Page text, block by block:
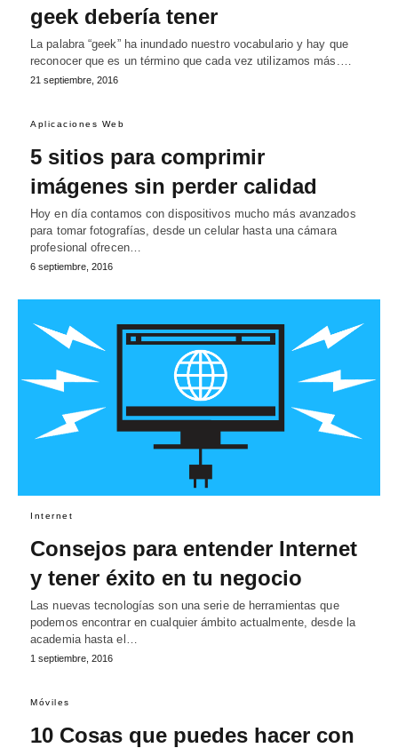
geek debería tener
La palabra “geek” ha inundado nuestro vocabulario y hay que
reconocer que es un término que cada vez utilizamos más.…
21 septiembre, 2016
Aplicaciones Web
5 sitios para comprimir
imágenes sin perder calidad
Hoy en día contamos con dispositivos mucho más avanzados
para tomar fotografías, desde un celular hasta una cámara
profesional ofrecen…
6 septiembre, 2016
Internet
Consejos para entender Internet
y tener éxito en tu negocio
Las nuevas tecnologías son una serie de herramientas que
podemos encontrar en cualquier ámbito actualmente, desde la
academia hasta el…
1 septiembre, 2016
Móviles
10 Cosas que puedes hacer con